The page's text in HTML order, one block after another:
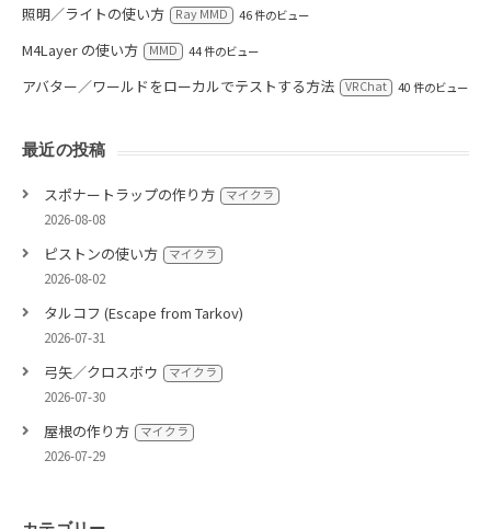
照明／ライトの使い方 Ray MMD 46 件のビュー
M4Layer の使い方 MMD 44 件のビュー
アバター／ワールドをローカルでテストする方法 VRChat 40 件のビュー
最近の投稿
スポナートラップの作り方 マイクラ
2026-08-08
ピストンの使い方 マイクラ
2026-08-02
タルコフ (Escape from Tarkov)
2026-07-31
弓矢／クロスボウ マイクラ
2026-07-30
屋根の作り方 マイクラ
2026-07-29